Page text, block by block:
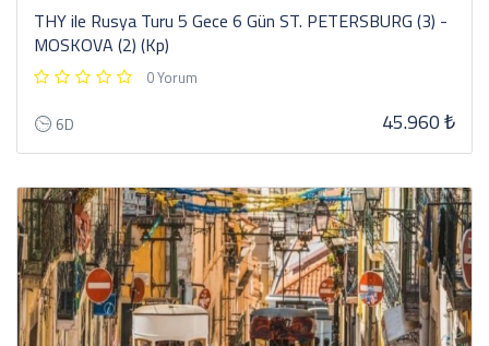
THY ile Rusya Turu 5 Gece 6 Gün ST. PETERSBURG (3) -
MOSKOVA (2) (Kp)
0 Yorum
6D 45.960 ₺